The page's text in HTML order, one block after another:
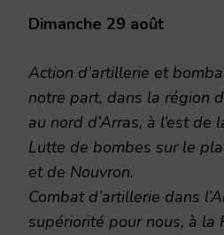
Dimanche 29 août
Action d’artillerie et
notre part, dans la région
au nord d’Arras, à l’est de
Lutte de bombes sur le
et de Nouvron.
Combat d’artillerie dans
supériorité pour nous, à la